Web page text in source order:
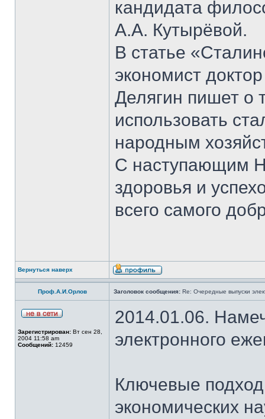
кандидата
А.А. Кутырёвой.
В статье
экономист
Делягин пишет о
использовать
народным
С наступающим
здоровья и
всего самого
Вернуться наверх
Проф.А.И.Орлов Заголовок сообщения: Re: Очередные выпуски
Зарегистрирован: Вт сен 28,
2004 11:58 am
Сообщений: 12459
2014.01.06.
электронного
Ключевые
экономических